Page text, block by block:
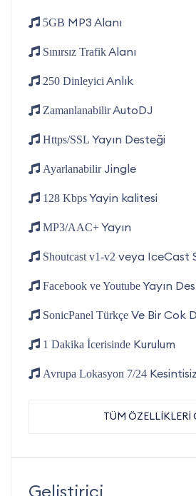
5GB MP3 Alanı
Sınırsız TrafikAlanı
250 Dinleyici Anlık
ZamanlanabilirAutoDJ
Https/SSL Yayın Desteği
AyarlanabilirJingle
128 KbpsYayin kalitesi
MP3/AAC+Yayın
Shoutcast v1-v2 veya IceCast
Facebook ve YoutubeYayın
SonicPanel Türkçe Ve Bir Cok
1 Dakika İcerisinde Kurulum
Avrupa Lokasyon 7/24
TÜM ÖZELLİKLERİ
Geliştirici